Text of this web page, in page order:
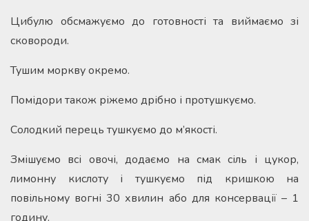
Цибулю обсмажуємо до готовності та виймаємо зі
сковороди.
Тушим моркву окремо.
Помідори також ріжемо дрібно і протушкуємо.
Солодкий перець тушкуємо до м’якості.
Змішуємо всі овочі, додаємо на смак сіль і цукор,
лимонну кислоту і тушкуємо під кришкою на
повільному вогні 30 хвилин або для консервації – 1
годину.